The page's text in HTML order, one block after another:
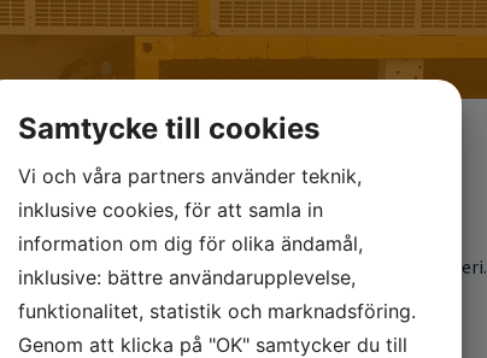
kyla till isbanor vid både planerade stopp och haveri.
Samtycke till cookies
Vi och våra partners använder teknik,
inklusive cookies, för att samla in
information om dig för olika ändamål,
inklusive: bättre användarupplevelse,
funktionalitet, statistik och marknadsföring.
Genom att klicka på "OK" samtycker du till